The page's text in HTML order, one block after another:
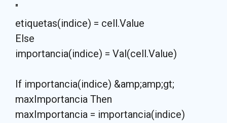
"
etiquetas(indice) = cell.Value
Else
importancia(indice) = Val(cell.Value)
If importancia(indice) &amp;amp;gt;
maxImportancia Then
maxImportancia = importancia(indice)